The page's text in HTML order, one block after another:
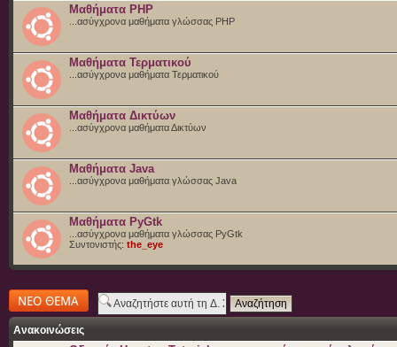
Μαθήματα PHP
...ασύγχρονα μαθήματα γλώσσας PHP
Μαθήματα Τερματικού
...ασύγχρονα μαθήματα Τερματικού
Μαθήματα Δικτύων
...ασύγχρονα μαθήματα Δικτύων
Μαθήματα Java
...ασύγχρονα μαθήματα γλώσσας Java
Μαθήματα PyGtk
...ασύγχρονα μαθήματα γλώσσας PyGtk
Συντονιστής: the_eye
Δημιουργία νέου
θέματος
Ανακοινώσεις